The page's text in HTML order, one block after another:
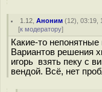
1.12 ,Аноним (12), 03:19,
[к модератору]
Какие-то
Вариантов решения
игорь взять пеку с
вендой. Всё, нет